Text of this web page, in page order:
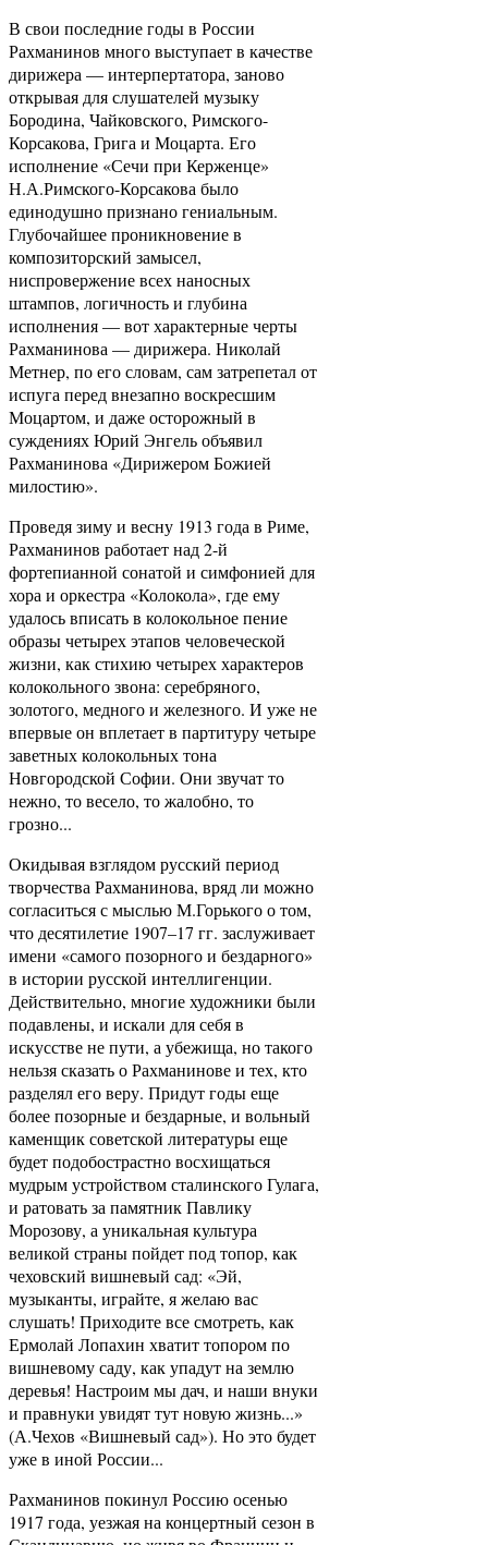
В свои последние годы в России
Рахманинов много выступает в качестве
дирижера — интерпертатора, заново
открывая для слушателей музыку
Бородина, Чайковского, Римского-
Корсакова, Грига и Моцарта. Его
исполнение «Сечи при Керженце»
Н.А.Римского-Корсакова было
единодушно признано гениальным.
Глубочайшее проникновение в
композиторский замысел,
ниспровержение всех наносных
штампов, логичность и глубина
исполнения — вот характерные черты
Рахманинова — дирижера. Николай
Метнер, по его словам, сам затрепетал от
испуга перед внезапно воскресшим
Моцартом, и даже осторожный в
суждениях Юрий Энгель объявил
Рахманинова «Дирижером Божией
милостию».
Проведя зиму и весну 1913 года в Риме,
Рахманинов работает над 2-й
фортепианной сонатой и симфонией для
хора и оркестра «Колокола», где ему
удалось вписать в колокольное пение
образы четырех этапов человеческой
жизни, как стихию четырех характеров
колокольного звона: серебряного,
золотого, медного и железного. И уже не
впервые он вплетает в партитуру четыре
заветных колокольных тона
Новгородской Софии. Они звучат то
нежно, то весело, то жалобно, то
грозно...
Окидывая взглядом русский период
творчества Рахманинова, вряд ли можно
согласиться с мыслью М.Горького о том,
что десятилетие 1907–17 гг. заслуживает
имени «самого позорного и бездарного»
в истории русской интеллигенции.
Действительно, многие художники были
подавлены, и искали для себя в
искусстве не пути, а убежища, но такого
нельзя сказать о Рахманинове и тех, кто
разделял его веру. Придут годы еще
более позорные и бездарные, и вольный
каменщик советской литературы еще
будет подобострастно восхищаться
мудрым устройством сталинского Гулага,
и ратовать за памятник Павлику
Морозову, а уникальная культура
великой страны пойдет под топор, как
чеховский вишневый сад: «Эй,
музыканты, играйте, я желаю вас
слушать! Приходите все смотреть, как
Ермолай Лопахин хватит топором по
вишневому саду, как упадут на землю
деревья! Настроим мы дач, и наши внуки
и правнуки увидят тут новую жизнь...»
(А.Чехов «Вишневый сад»). Но это будет
уже в иной России...
Рахманинов покинул Россию осенью
1917 года, уезжая на концертный сезон в